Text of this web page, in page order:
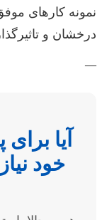
نمونه کارهای
درخشان و
—
آیا
خود